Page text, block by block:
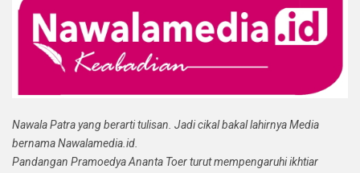
Nawala Patra yang berarti tulisan. Jadi cikal bakal lahirnya Media
bernama Nawalamedia.id.
Pandangan Pramoedya Ananta Toer turut mempengaruhi ikhtiar